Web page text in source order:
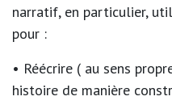
narratif, en particulier,
pour :
• Réécrire ( au sens
histoire de manière